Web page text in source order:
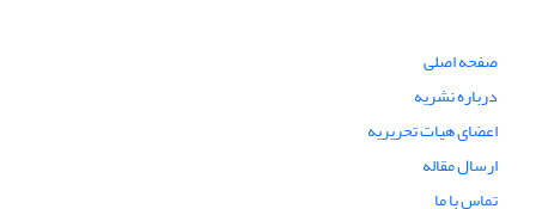
صفحه اصلی
درباره نشریه
اعضای هیات تحریریه
ارسال مقاله
تماس با ما